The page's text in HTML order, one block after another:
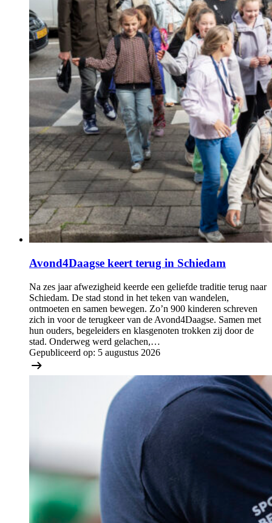
Avond4Daagse keert terug in Schiedam
Na zes jaar afwezigheid keerde een geliefde traditie terug naar
Schiedam. De stad stond in het teken van wandelen,
ontmoeten en samen bewegen. Zo’n 900 kinderen schreven
zich in voor de terugkeer van de Avond4Daagse. Samen met
hun ouders, begeleiders en klasgenoten trokken zij door de
stad. Onderweg werd gelachen,…
Gepubliceerd op: 5 augustus 2026